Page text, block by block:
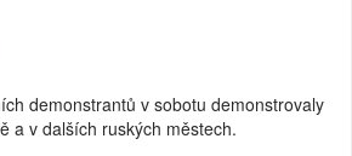
demonstrantů v sobotu demonstrovaly
a v dalších ruských městech.